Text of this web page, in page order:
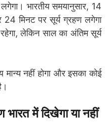
भारतीय समयानुसार, 14
मिनट पर सूर्य ग्रहण लगेगा
लेकिन साल का अंतिम सूर्य
नहीं होगा और इसका कोई
में दिखेगा या नहीं